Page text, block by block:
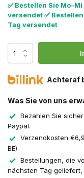
✅ Bestellen Sie
versendet ✅
Tag versendet
Achteraf
Was Sie von uns
Bezahlen Sie
Paypal.
Verzendkosten
BE).
Bestellungen, die
nächsten Tag